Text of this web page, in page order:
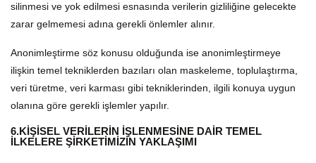
silinmesi ve yok edilmesi esnasında verilerin gizliliğine gelecekte
zarar gelmemesi adına gerekli önlemler alınır.
Anonimleştirme söz konusu olduğunda ise anonimleştirmeye
ilişkin temel tekniklerden bazıları olan maskeleme, toplulaştırma,
veri türetme, veri karması gibi tekniklerinden, ilgili konuya uygun
olanına göre gerekli işlemler yapılır.
6.KİŞİSEL VERİLERİN İŞLENMESİNE DAİR TEMEL
İLKELERE ŞİRKETİMİZİN YAKLAŞIMI